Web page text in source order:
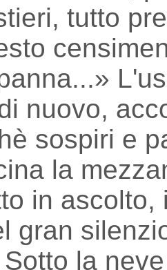
tutto
nuovo,
sospiri e
la
in
gran
Sotto la